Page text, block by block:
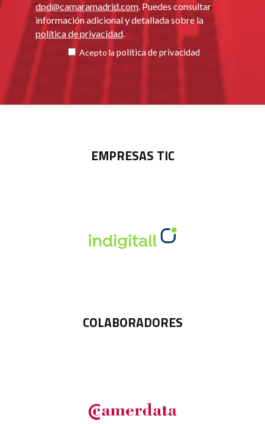
dpd@camaramadrid.com. Puedes consultar
información adicional y detallada sobre la
política de privacidad.
Acepto la política de privacidad
EMPRESAS TIC
COLABORADORES